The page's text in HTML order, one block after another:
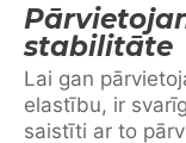
stabilitāte
Lai gan
elastību, ir
saistīti ar to